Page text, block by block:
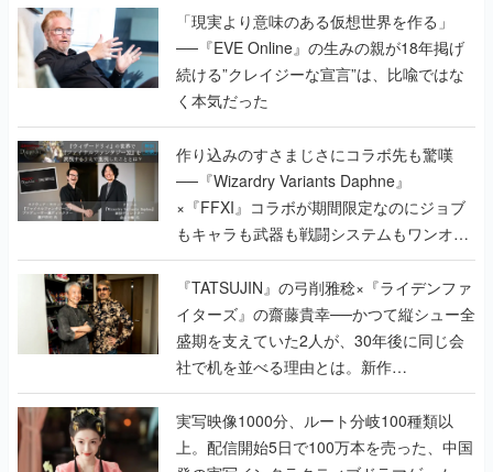
「現実より意味のある仮想世界を作る」
──『EVE Online』の生みの親が18年掲げ
続ける”クレイジーな宣言”は、比喩ではな
く本気だった
作り込みのすさまじさにコラボ先も驚嘆
──『Wizardry Variants Daphne』
×『FFXI』コラボが期間限定なのにジョブ
もキャラも武器も戦闘システムもワンオフ
で作り込まれた理由を両ディレクターに聞
く
『TATSUJIN』の弓削雅稔×『ライデンファ
イターズ』の齋藤貴幸──かつて縦シュー全
盛期を支えていた2人が、30年後に同じ会
社で机を並べる理由とは。新作
『TATSUJIN EXTREME』で初タッグを組
んだレジェンド2人に訊く開発秘話
実写映像1000分、ルート分岐100種類以
上。配信開始5日で100万本を売った、中国